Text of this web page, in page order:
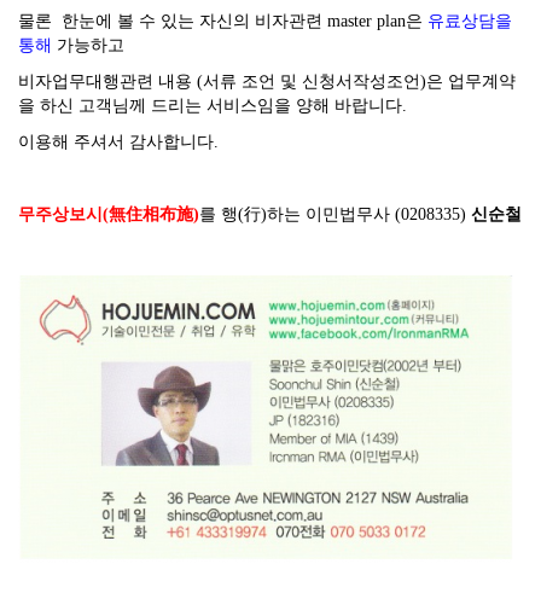
물론 한눈에 볼 수 있는 자신의 비자관련 master plan은 유료상담을
통해 가능하고
비자업무대행관련 내용 (서류 조언 및 신청서작성조언)은 업무계약
을 하신 고객님께 드리는 서비스임을 양해 바랍니다.
이용해 주셔서 감사합니다.
무주상보시(無住相布施)를 행(行)하는 이민법무사 (0208335) 신순철